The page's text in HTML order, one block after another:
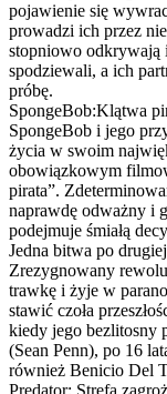
pojawienie się
prowadzi ich przez
stopniowo odkrywają
spodziewali, a ich
próbę.
SpongeBob:Klątwa
SpongeBob i jego
życia w swoim
obowiązkowym
pirata”.
naprawdę odważny i
podejmuje śmiałą
Jedna bitwa po
Zrezygnowany
trawkę i żyje w
stawić czoła
kiedy jego bezlitosny
(Sean Penn), po 16
również Benicio Del
Predator: Strefa